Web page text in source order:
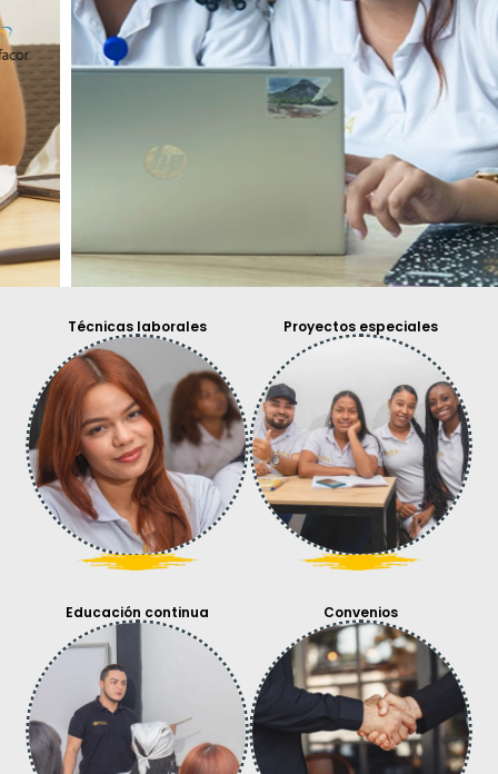
Técnicas laborales Proyectos especiales
Educación continua Convenios